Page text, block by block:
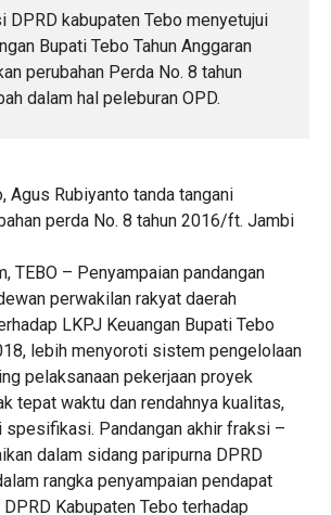
DPRD kabupaten Tebo menyetujui
Bupati Tebo Tahun Anggaran
perubahan Perda No. 8 tahun
dalam hal peleburan OPD.
Agus Rubiyanto tanda tangani
perda No. 8 tahun 2016/ft. Jambi
TEBO – Penyampaian pandangan
perwakilan rakyat daerah
LKPJ Keuangan Bupati Tebo
lebih menyoroti sistem pengelolaan
pelaksanaan pekerjaan proyek
tepat waktu dan rendahnya kualitas,
Pandangan akhir fraksi –
dalam sidang paripurna DPRD
rangka penyampaian pendapat
Kabupaten Tebo terhadap